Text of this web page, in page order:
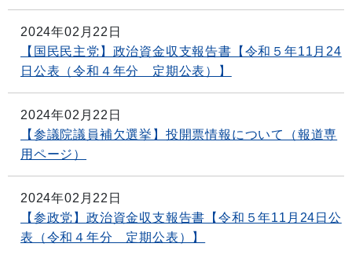
2024年02月22日
【国民民主党】政治資金収支報告書【令和５年11月24
日公表（令和４年分 定期公表）】
2024年02月22日
【参議院議員補欠選挙】投開票情報について（報道専
用ページ）
2024年02月22日
【参政党】政治資金収支報告書【令和５年11月24日公
表（令和４年分 定期公表）】